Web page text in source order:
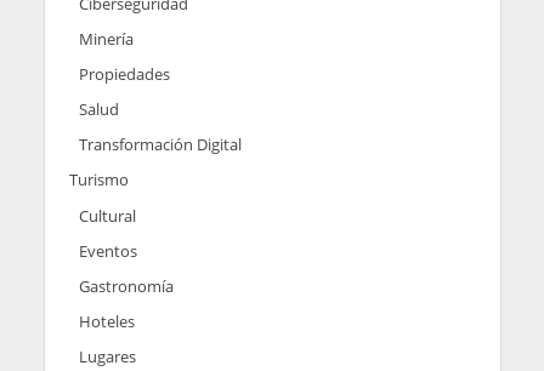
Minería
Propiedades
Salud
Transformación Digital
Turismo
Cultural
Eventos
Gastronomía
Hoteles
Lugares